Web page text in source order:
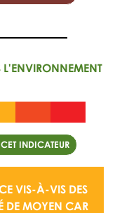
INDICATEUR
VIS-À-VIS DES
DE MOYEN CAR